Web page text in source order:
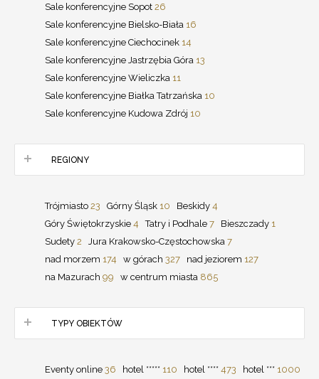
Sale konferencyjne Sopot 26
Sale konferencyjne Bielsko-Biała 16
Sale konferencyjne Ciechocinek 14
Sale konferencyjne Jastrzębia Góra 13
Sale konferencyjne Wieliczka 11
Sale konferencyjne Białka Tatrzańska 10
Sale konferencyjne Kudowa Zdrój 10
REGIONY
Trójmiasto 23 Górny Śląsk 10 Beskidy 4
Góry Świętokrzyskie 4 Tatry i Podhale 7 Bieszczady 1
Sudety 2 Jura Krakowsko-Częstochowska 7
nad morzem 174 w górach 327 nad jeziorem 127
na Mazurach 99 w centrum miasta 865
TYPY OBIEKTÓW
Eventy online 36 hotel ***** 110 hotel **** 473 hotel *** 1000